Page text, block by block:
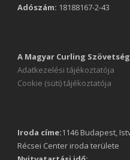
Adószám: 18188167-2-43
A Magyar Curling Szövetség
Adatkezelési tájékoztatója
Cookie (süti) tájékoztatója
Iroda címe:1146 Budapest,
Récsei Center iroda területe